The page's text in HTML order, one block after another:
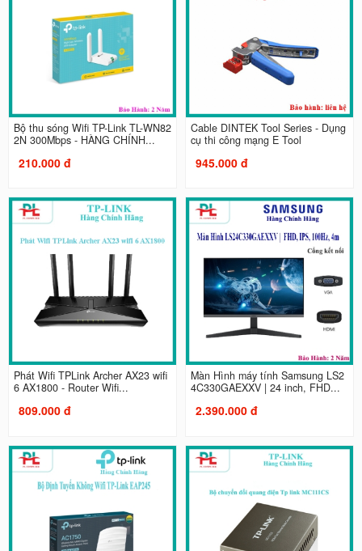
Bộ thu sóng Wifi TP-Link TL-WN82
2N 300Mbps - HÀNG CHÍNH...
210.000 đ
Cable DINTEK Tool Series - Dụng
cụ thi công mạng E Tool
945.000 đ
Phát Wifi TPLink Archer AX23 wifi
6 AX1800 - Router Wifi...
809.000 đ
Màn Hình máy tính Samsung LS2
4C330GAEXXV | 24 inch, FHD...
2.390.000 đ